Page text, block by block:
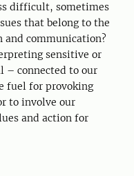
difficult, sometimes
that belong to the
communication?
sensitive or
– connected to our
fuel for provoking
to involve our
and action for